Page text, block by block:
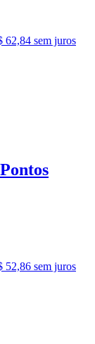
62,84 sem juros
52,86 sem juros